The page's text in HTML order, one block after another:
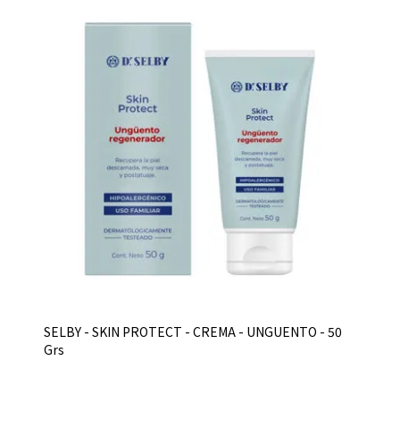
SELBY - SKIN PROTECT - CREMA - UNGUENTO - 50
Grs